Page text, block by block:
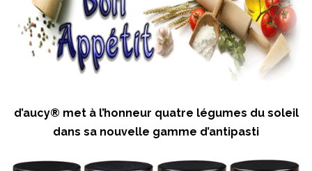
d’aucy® met à l’honneur quatre légumes du soleil
dans sa nouvelle gamme d’antipasti